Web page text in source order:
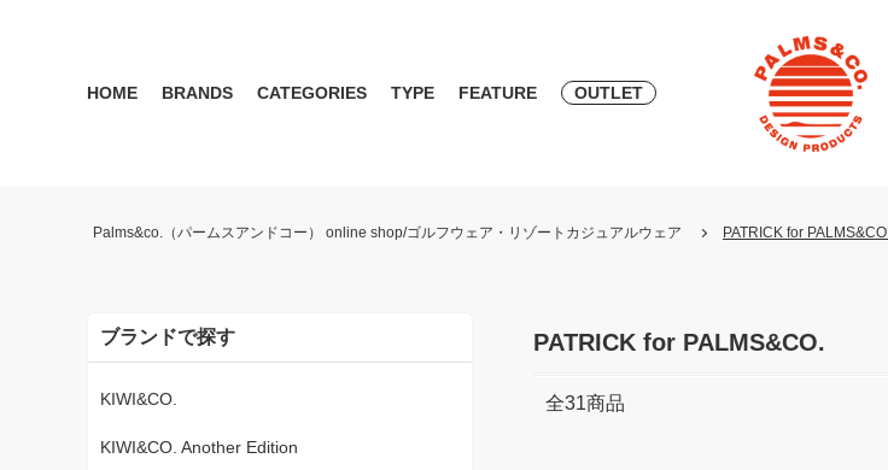
HOME BRANDS CATEGORIES TYPE FEATURE OUTLET
Palms&co.（パームスアンドコー） online shop/ゴルフウェア・リゾートカジュアルウェア PATRICK for PALMS&CO.
PATRICK for PALMS&CO.
全31商品
ブランドで探す
KIWI&CO.
KIWI&CO. Another Edition